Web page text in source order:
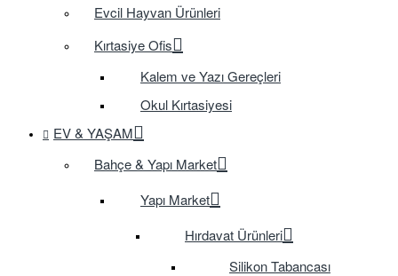
Evcil Hayvan Ürünleri
Kırtasiye Ofis
Kalem ve Yazı Gereçleri
Okul Kırtasiyesi
EV & YAŞAM
Bahçe & Yapı Market
Yapı Market
Hırdavat Ürünleri
Silikon Tabancası